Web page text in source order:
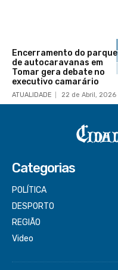
Encerramento do parque
de autocaravanas em
Tomar gera debate no
executivo camarário
ATUALIDADE 22 de Abril, 2026
Categorias
POLÍTICA
DESPORTO
REGIÃO
Video